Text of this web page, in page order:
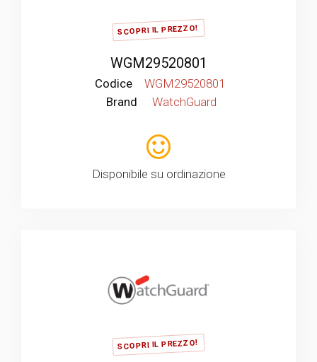
SCOPRI IL PREZZO!
WGM29520801
Codice
WGM29520801
Brand
WatchGuard
Disponibile su ordinazione
SCOPRI IL PREZZO!